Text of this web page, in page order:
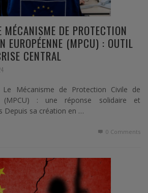
DE PROTECTION
EUROPÉENNE (MPCU) : OUTIL
CENTRAL
Le Mécanisme de Protection Civile de
(MPCU) : une réponse solidaire et
Depuis sa création en …
0 Comments